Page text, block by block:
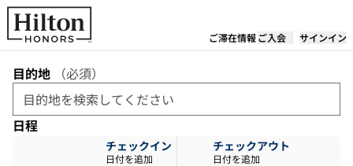
コンテンツに移動
ご滞在情報ご入会 サインイン
目的地 （必須）
日程
チェックイン
日付を追加
チェックアウト
日付を追加